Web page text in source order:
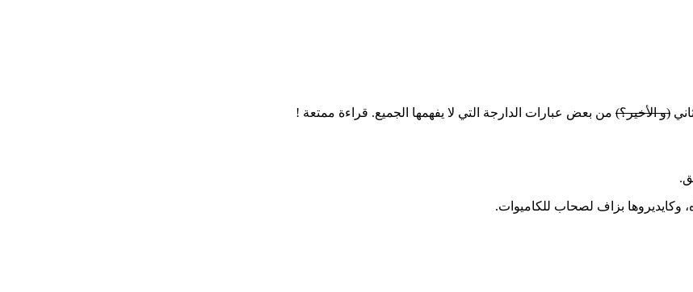
(و الأخير؟) من بعض عبارات الدارجة التي لا يفهمها الجميع. قراءة ممتعة !
وكايديروها بزاف لصحاب للكاميوات.